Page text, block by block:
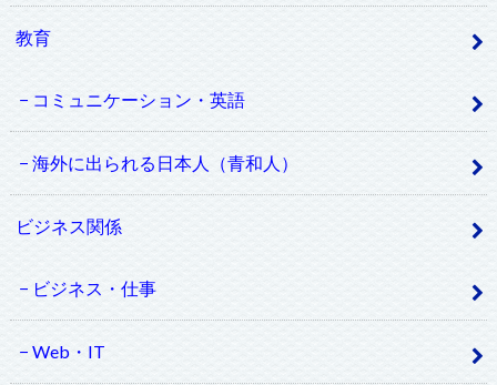
教育
コミュニケーション・英語
海外に出られる日本人（青和人）
ビジネス関係
ビジネス・仕事
Web・IT